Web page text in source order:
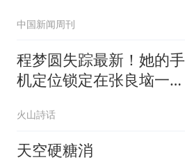
中国新闻周刊
程梦圆失踪最新！她的手
机定位锁定在张良垴一
灌木，地形极其凶险复杂
火山詩话
天空硬糖消